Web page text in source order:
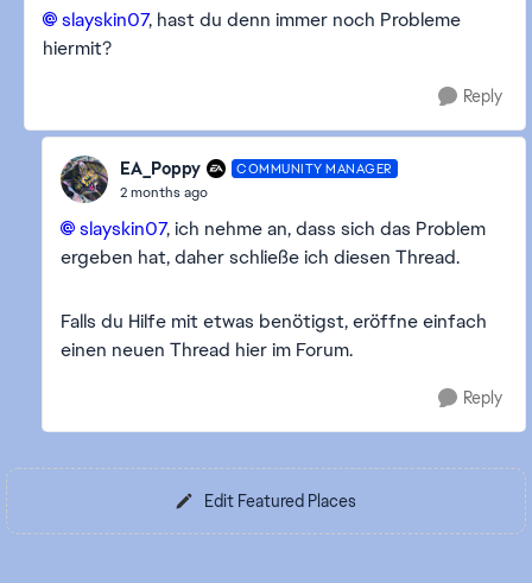
slayskin07​, hast du denn immer noch Probleme
hiermit?
Reply
EA_Poppy COMMUNITY MANAGER
2 months ago
slayskin07​, ich nehme an, dass sich das Problem
ergeben hat, daher schließe ich diesen Thread.
Falls du Hilfe mit etwas benötigst, eröffne einfach
einen neuen Thread hier im Forum.
Reply
Edit Featured Places